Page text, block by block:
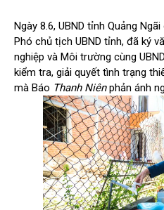
Ngày 8.6, UBND tỉnh Quảng
Phó chủ tịch UBND tỉnh, đã ký
nghiệp và Môi trường cùng
kiểm tra, giải quyết tình trạng
mà Báo Thanh Niênphản ánh